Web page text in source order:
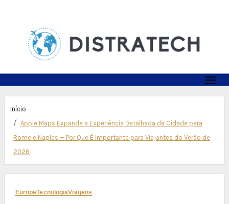
Início
Apple Maps Expande a Experiência Detalhada da Cidade para
Rome e Naples — Por Que É Importante para Viajantes do Verão de
2026
EuropeTecnologiaViagens